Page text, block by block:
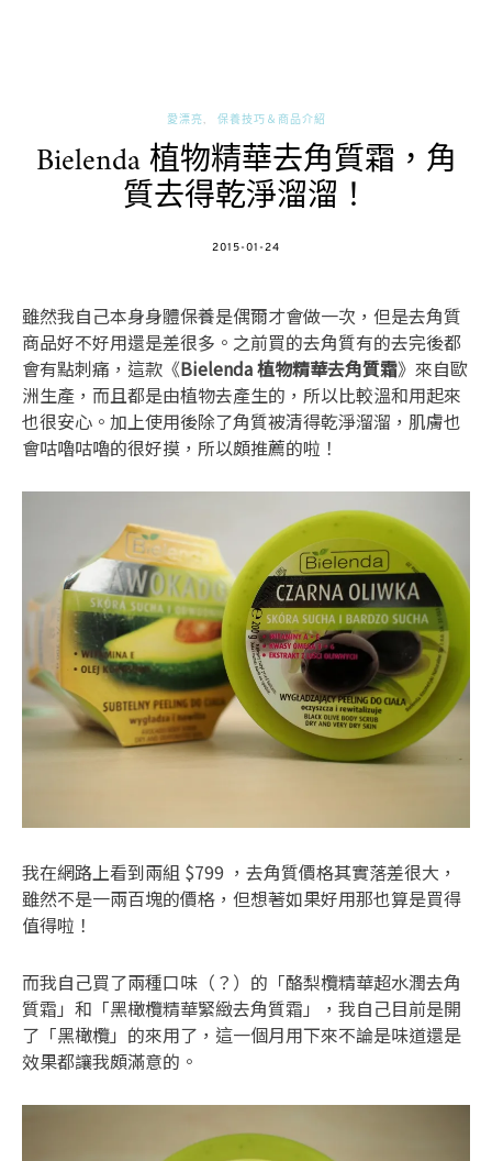
愛漂亮 保養技巧＆商品介紹
Bielenda 植物精華去角質霜，角
質去得乾淨溜溜！
POSTED
2015-01-24
雖然我自己本身身體保養是偶爾才會做一次，但是去角質
商品好不好用還是差很多。之前買的去角質有的去完後都
會有點刺痛，這款《Bielenda 植物精華去角質霜》來自歐
洲生產，而且都是由植物去產生的，所以比較溫和用起來
也很安心。加上使用後除了角質被清得乾淨溜溜，肌膚也
會咕嚕咕嚕的很好摸，所以頗推薦的啦！
我在網路上看到兩組 $799 ，去角質價格其實落差很大，
雖然不是一兩百塊的價格，但想著如果好用那也算是買得
值得啦！
而我自己買了兩種口味（？）的「酪梨欖精華超水潤去角
質霜」和「黑橄欖精華緊緻去角質霜」，我自己目前是開
了「黑橄欖」的來用了，這一個月用下來不論是味道還是
效果都讓我頗滿意的。